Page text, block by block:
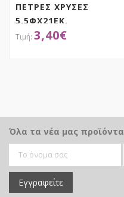
ΠΕΤΡΕΣ ΧΡΥΣΕΣ
5.5ΦΧ21ΕΚ.
3,40€
Όλα τα νέα μας προϊόντα
Εγγραφείτε